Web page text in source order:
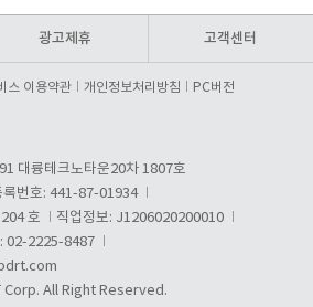
광고제휴 고객센터
스 이용약관 개인정보처리방침 PC버전
대륭테크노타운20차 1807호
록번호: 441-87-01934
호
직업정보: J1206020200010
02-2225-8487
All Right Reserved.